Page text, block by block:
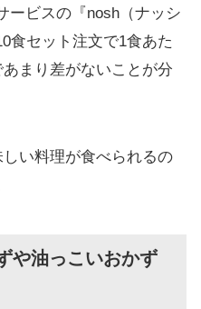
ービスの『nosh（ナッシ
食セット注文で1食あた
まり差がないことが分
い料理が食べられるの
や油っこいおかず